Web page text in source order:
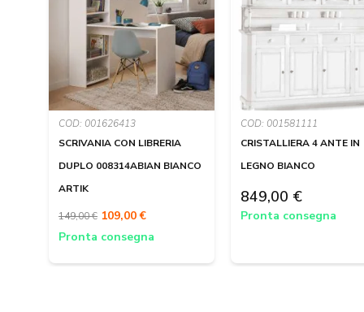
COD: 001626413
SCRIVANIA CON LIBRERIA
DUPLO 008314ABIAN BIANCO
ARTIK
149,00 € 109,00 €
Pronta consegna
COD: 001581111
CRISTALLIERA 4 ANTE IN
LEGNO BIANCO
849,00 €
Pronta consegna